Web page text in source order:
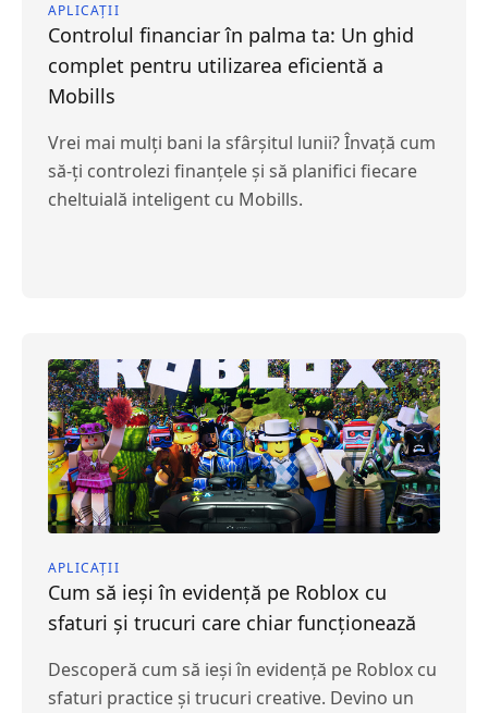
APLICAȚII
Controlul financiar în palma ta: Un ghid
complet pentru utilizarea eficientă a
Mobills
Vrei mai mulți bani la sfârșitul lunii? Învață cum
să-ți controlezi finanțele și să planifici fiecare
cheltuială inteligent cu Mobills.
APLICAȚII
Cum să ieși în evidență pe Roblox cu
sfaturi și trucuri care chiar funcționează
Descoperă cum să ieși în evidență pe Roblox cu
sfaturi practice și trucuri creative. Devino un